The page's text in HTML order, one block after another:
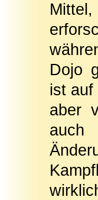
Dojo
ist auf
aber